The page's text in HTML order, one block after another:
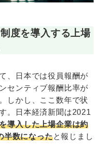
度を導入する上場
、日本では役員報酬が
センティブ報酬比率が
しかし、ここ数年で状
。日本経済新聞は2021
導入した上場企業は約
半数になったと報じまし